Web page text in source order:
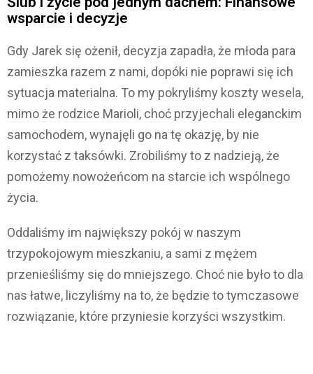
wsparcie i decyzje
Gdy Jarek się ożenił, decyzja zapadła, że młoda para
zamieszka razem z nami, dopóki nie poprawi się ich
sytuacja materialna. To my pokryliśmy koszty wesela,
mimo że rodzice Marioli, choć przyjechali eleganckim
samochodem, wynajęli go na tę okazję, by nie
korzystać z taksówki. Zrobiliśmy to z nadzieją, że
pomożemy nowożeńcom na starcie ich wspólnego
życia.
Oddaliśmy im największy pokój w naszym
trzypokojowym mieszkaniu, a sami z mężem
przenieśliśmy się do mniejszego. Choć nie było to dla
nas łatwe, liczyliśmy na to, że będzie to tymczasowe
rozwiązanie, które przyniesie korzyści wszystkim.